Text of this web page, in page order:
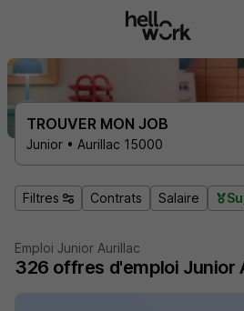
TROUVER MON JOB
Junior • Aurillac 15000
Filtres Contrats Salaire
Emploi Junior Aurillac
326 offres d'emploi Junior